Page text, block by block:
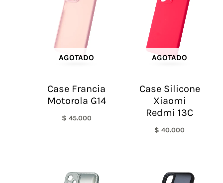
AGOTADO
Case Francia
Motorola G14
$ 45.000
AGOTADO
Case Silicone
Xiaomi
Redmi 13C
$ 40.000